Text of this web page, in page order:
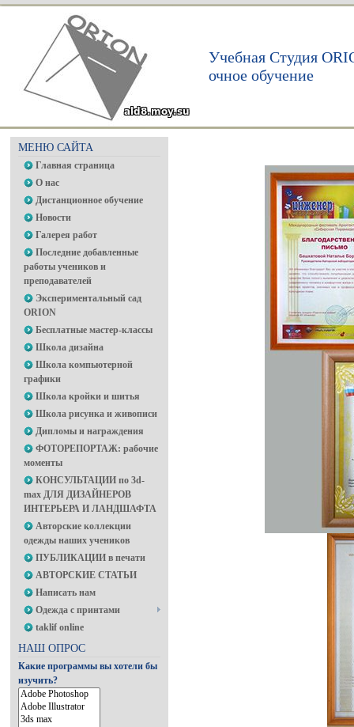
Учебная Студия
очное обучение
МЕНЮ САЙТА
Главная страница
О нас
Дистанционное обучение
Новости
Галерея работ
Последние добавленные
работы учеников и
преподавателей
Экспериментальный сад
ORION
Бесплатные мастер-классы
Школа дизайна
Школа компьютерной
графики
Школа кройки и шитья
Школа рисунка и живописи
Дипломы и награждения
ФОТОРЕПОРТАЖ: рабочие
моменты
КОНСУЛЬТАЦИИ по 3d-
max ДЛЯ ДИЗАЙНЕРОВ
ИНТЕРЬЕРА И ЛАНДШАФТА
Авторские коллекции
одежды наших учеников
ПУБЛИКАЦИИ в печати
АВТОРСКИЕ СТАТЬИ
Написать нам
Одежда с принтами
taklif online
НАШ ОПРОС
Какие программы вы хотели бы
изучить?